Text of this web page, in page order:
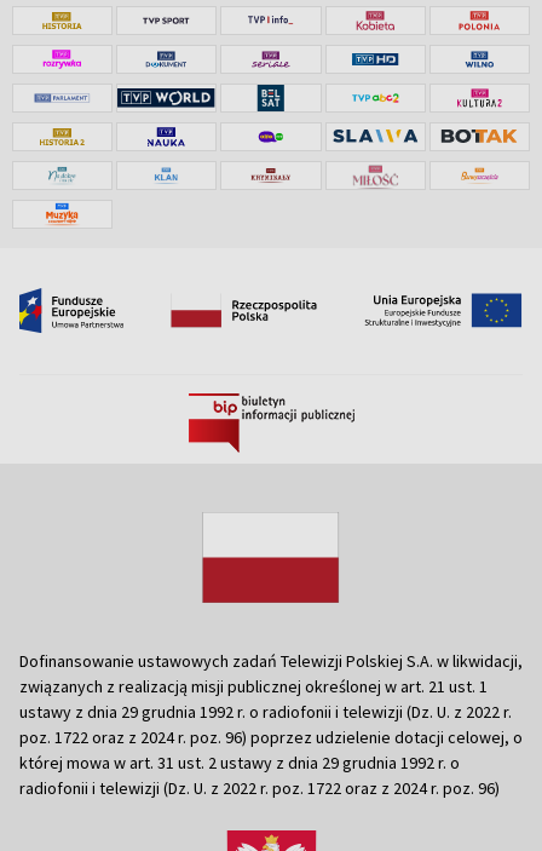
Dofinansowanie ustawowych zadań Telewizji Polskiej S.A. w likwidacji,
związanych z realizacją misji publicznej określonej w art. 21 ust. 1
ustawy z dnia 29 grudnia 1992 r. o radiofonii i telewizji (Dz. U. z 2022 r.
poz. 1722 oraz z 2024 r. poz. 96) poprzez udzielenie dotacji celowej, o
której mowa w art. 31 ust. 2 ustawy z dnia 29 grudnia 1992 r. o
radiofonii i telewizji (Dz. U. z 2022 r. poz. 1722 oraz z 2024 r. poz. 96)